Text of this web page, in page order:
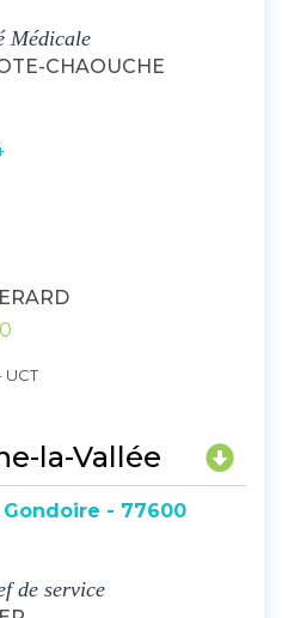
Médicale
CHAOUCHE
UCT
la-Vallée
- 77600
de service